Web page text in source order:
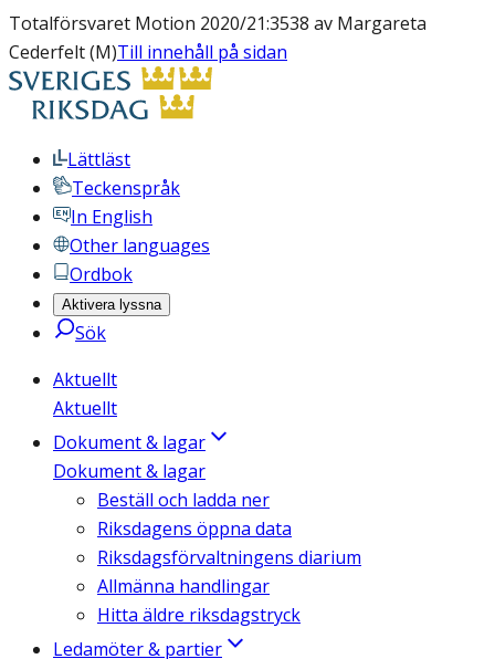
Totalförsvaret Motion 2020/21:3538 av Margareta
Cederfelt (M)Till innehåll på sidan
Lättläst
Teckenspråk
In English
Other languages
Ordbok
Aktivera lyssna
Sök
Aktuellt
Aktuellt
Dokument & lagar
Dokument & lagar
Beställ och ladda ner
Riksdagens öppna data
Riksdagsförvaltningens diarium
Allmänna handlingar
Hitta äldre riksdagstryck
Ledamöter & partier